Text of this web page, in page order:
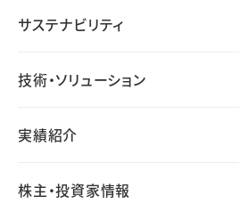
サステナビリティ
技術・ソリューション
実績紹介
株主・投資家情報